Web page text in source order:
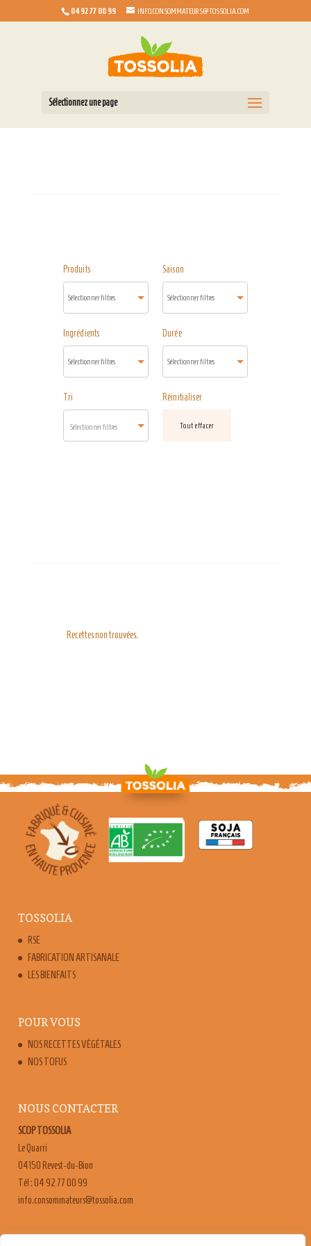
04 92 77 00 99 INFO.CONSOMMATEURS@TOSSOLIA.COM
Sélectionnez une page
Produits Saison
Ingrédients Durée
Tri
Sélectionner filtres
Réinitialiser
Tout effacer
Recettes non trouvées.
TOSSOLIA
RSE
FABRICATION ARTISANALE
LES BIENFAITS
POUR VOUS
NOS RECETTES VÉGÉTALES
NOS TOFUS
NOUS CONTACTER
SCOP TOSSOLIA
Le Quarri
04150 Revest-du-Bion
Tél : 04 92 77 00 99
moc.ailossot@sruetammosnoc.ofni